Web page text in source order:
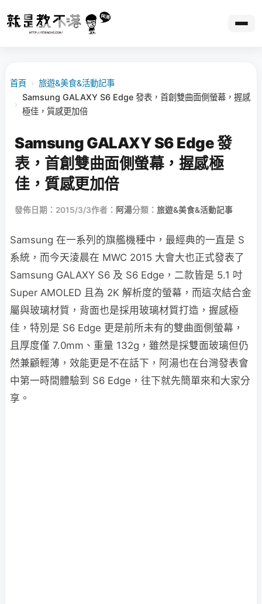
首頁 › 旅遊&美食&活動記事
›
Samsung GALAXY S6 Edge 發表，首創雙曲面側螢幕，握感
極佳，質感更加倍
Samsung GALAXY S6 Edge 發
表，首創雙曲面側螢幕，握感極
佳，質感更加倍
發佈日期：2015/3/3作者： 阿湯分類： 旅遊&美食&活動記事
Samsung 在一系列的旗艦機種中，最經典的一直是 S
系統，而今天淩晨在 MWC 2015 大會大也正式發表了
Samsung GALAXY S6 及 S6 Edge，二款皆是 5.1 吋
Super AMOLED 且為 2K 解析度的螢幕，而這次結合金
屬與玻璃材質，背面也是採用玻璃材質打造，握感極
佳，特別是 S6 Edge 更是前所未有的雙曲面側螢幕，
且厚度僅 7.0mm、重量 132g，雖然是採雙面玻璃但仍
然兼顧輕薄，效能更是不在話下，阿湯也在台灣發表會
中第一時間體驗到 S6 Edge，往下就先簡單來和大家分
享。